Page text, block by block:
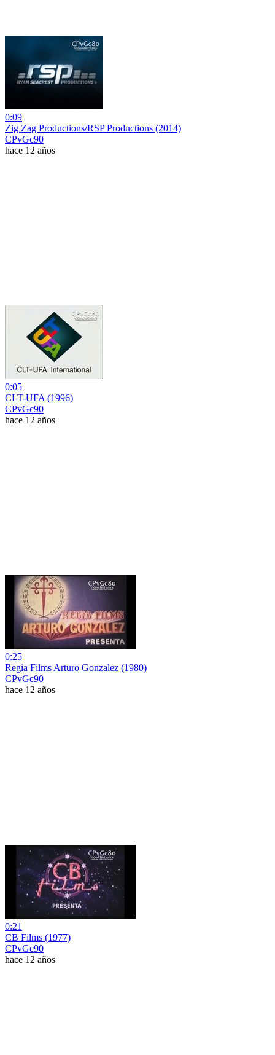
0:09
Zig Zag Productions/RSP Productions (2014)
CPvGc90
hace 12 años
0:05
CLT-UFA (1996)
CPvGc90
hace 12 años
0:25
Regia Films Arturo Gonzalez (1980)
CPvGc90
hace 12 años
0:21
CB Films (1977)
CPvGc90
hace 12 años